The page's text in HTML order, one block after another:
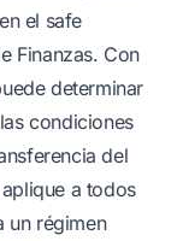
el safe
Finanzas. Con
determinar
condiciones
del
a todos
un régimen